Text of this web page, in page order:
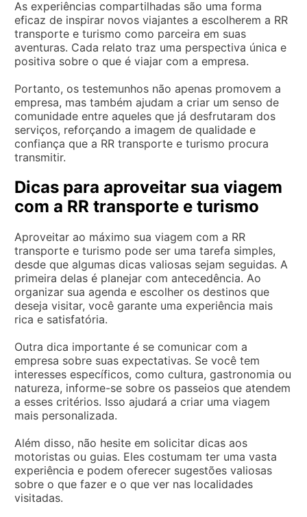
As experiências compartilhadas são uma forma
eficaz de inspirar novos viajantes a escolherem a RR
transporte e turismo como parceira em suas
aventuras. Cada relato traz uma perspectiva única e
positiva sobre o que é viajar com a empresa.
Portanto, os testemunhos não apenas promovem a
empresa, mas também ajudam a criar um senso de
comunidade entre aqueles que já desfrutaram dos
serviços, reforçando a imagem de qualidade e
confiança que a RR transporte e turismo procura
transmitir.
Dicas para aproveitar sua viagem
com a RR transporte e turismo
Aproveitar ao máximo sua viagem com a RR
transporte e turismo pode ser uma tarefa simples,
desde que algumas dicas valiosas sejam seguidas. A
primeira delas é planejar com antecedência. Ao
organizar sua agenda e escolher os destinos que
deseja visitar, você garante uma experiência mais
rica e satisfatória.
Outra dica importante é se comunicar com a
empresa sobre suas expectativas. Se você tem
interesses específicos, como cultura, gastronomia ou
natureza, informe-se sobre os passeios que atendem
a esses critérios. Isso ajudará a criar uma viagem
mais personalizada.
Além disso, não hesite em solicitar dicas aos
motoristas ou guias. Eles costumam ter uma vasta
experiência e podem oferecer sugestões valiosas
sobre o que fazer e o que ver nas localidades
visitadas.